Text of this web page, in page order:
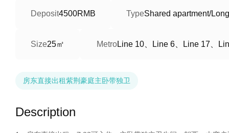
Deposit4500RMB TypeShared apartment/
Size25㎡ MetroLine 10、Line 6、Line 17、
房东直接出租紫荆豪庭主卧带独卫
Description